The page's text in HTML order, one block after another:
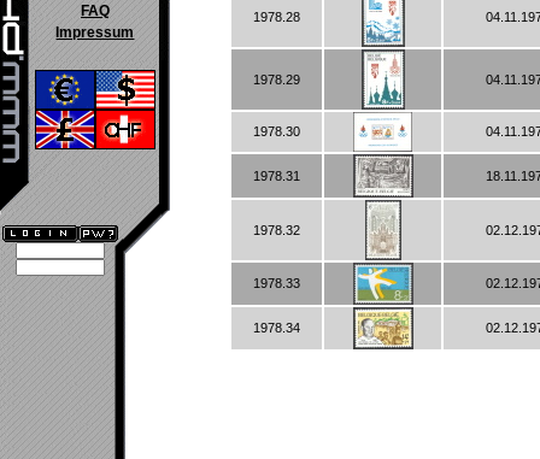
FAQ
Impressum
1978.28
1978.29
1978.30
1978.31
1978.32
1978.33
1978.34